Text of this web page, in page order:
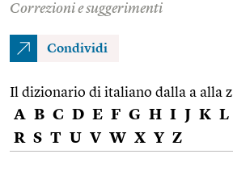
Correzioni e suggerimenti
Condividi
Il dizionario di italiano dalla a alla z
A B C D E F G H I J K L
R S T U V W X Y Z